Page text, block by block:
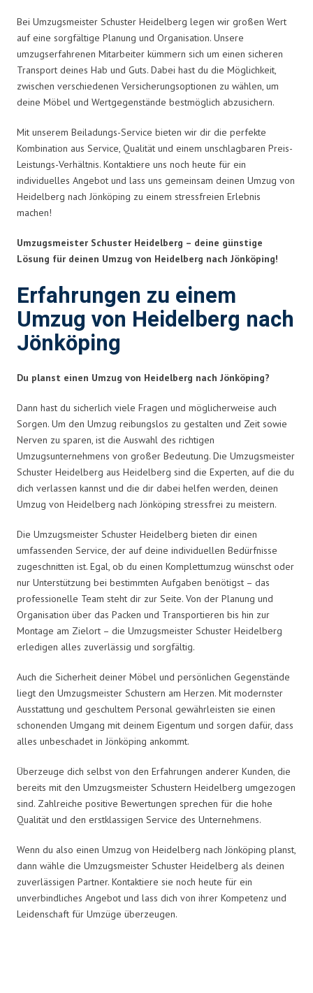
Bei Umzugsmeister Schuster Heidelberg legen wir großen Wert
auf eine sorgfältige Planung und Organisation. Unsere
umzugserfahrenen Mitarbeiter kümmern sich um einen sicheren
Transport deines Hab und Guts. Dabei hast du die Möglichkeit,
zwischen verschiedenen Versicherungsoptionen zu wählen, um
deine Möbel und Wertgegenstände bestmöglich abzusichern.
Mit unserem Beiladungs-Service bieten wir dir die perfekte
Kombination aus Service, Qualität und einem unschlagbaren Preis-
Leistungs-Verhältnis. Kontaktiere uns noch heute für ein
individuelles Angebot und lass uns gemeinsam deinen Umzug von
Heidelberg nach Jönköping zu einem stressfreien Erlebnis
machen!
Umzugsmeister Schuster Heidelberg – deine günstige
Lösung für deinen Umzug von Heidelberg nach Jönköping!
Erfahrungen zu einem
Umzug von Heidelberg nach
Jönköping
Du planst einen Umzug von Heidelberg nach Jönköping?
Dann hast du sicherlich viele Fragen und möglicherweise auch
Sorgen. Um den Umzug reibungslos zu gestalten und Zeit sowie
Nerven zu sparen, ist die Auswahl des richtigen
Umzugsunternehmens von großer Bedeutung. Die Umzugsmeister
Schuster Heidelberg aus Heidelberg sind die Experten, auf die du
dich verlassen kannst und die dir dabei helfen werden, deinen
Umzug von Heidelberg nach Jönköping stressfrei zu meistern.
Die Umzugsmeister Schuster Heidelberg bieten dir einen
umfassenden Service, der auf deine individuellen Bedürfnisse
zugeschnitten ist. Egal, ob du einen Komplettumzug wünschst oder
nur Unterstützung bei bestimmten Aufgaben benötigst – das
professionelle Team steht dir zur Seite. Von der Planung und
Organisation über das Packen und Transportieren bis hin zur
Montage am Zielort – die Umzugsmeister Schuster Heidelberg
erledigen alles zuverlässig und sorgfältig.
Auch die Sicherheit deiner Möbel und persönlichen Gegenstände
liegt den Umzugsmeister Schustern am Herzen. Mit modernster
Ausstattung und geschultem Personal gewährleisten sie einen
schonenden Umgang mit deinem Eigentum und sorgen dafür, dass
alles unbeschadet in Jönköping ankommt.
Überzeuge dich selbst von den Erfahrungen anderer Kunden, die
bereits mit den Umzugsmeister Schustern Heidelberg umgezogen
sind. Zahlreiche positive Bewertungen sprechen für die hohe
Qualität und den erstklassigen Service des Unternehmens.
Wenn du also einen Umzug von Heidelberg nach Jönköping planst,
dann wähle die Umzugsmeister Schuster Heidelberg als deinen
zuverlässigen Partner. Kontaktiere sie noch heute für ein
unverbindliches Angebot und lass dich von ihrer Kompetenz und
Leidenschaft für Umzüge überzeugen.